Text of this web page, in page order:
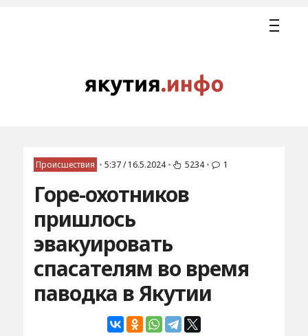
Происшествия • 5:37 / 16.5.2024 • 5234 • 1
Горе-охотников
пришлось
эвакуировать
спасателям во время
паводка в Якутии